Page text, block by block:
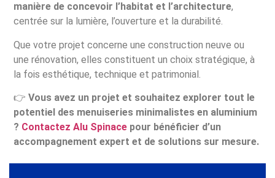
manière de concevoir l’habitat et l’architecture,
centrée sur la lumière, l’ouverture et la durabilité.
Que votre projet concerne une construction neuve ou
une rénovation, elles constituent un choix stratégique, à
la fois esthétique, technique et patrimonial.
👉Vous avez un projet et souhaitez explorer tout le
potentiel des menuiseries minimalistes en aluminium
? Contactez Alu Spinace pour bénéficier d’un
accompagnement expert et de solutions sur mesure.